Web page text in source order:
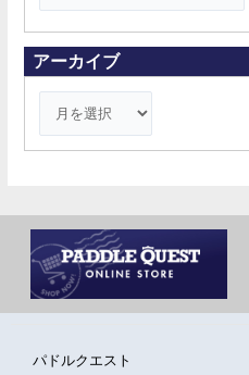
対
象
アーカイブ
パドルクエスト